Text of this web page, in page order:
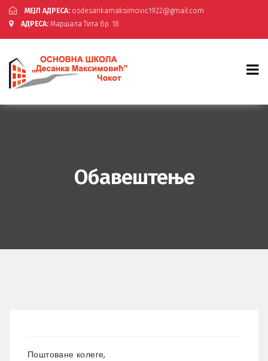
МЕЈЛ АДРЕСА: osdesankamaksimovic1922@gmail.com
АДРЕСА: Маршала Тита бр. 18
Обавештење
Поштоване колеге,